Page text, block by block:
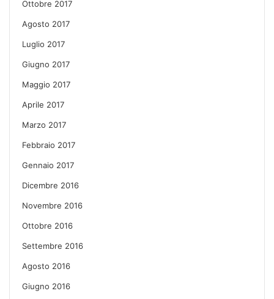
Ottobre 2017
Agosto 2017
Luglio 2017
Giugno 2017
Maggio 2017
Aprile 2017
Marzo 2017
Febbraio 2017
Gennaio 2017
Dicembre 2016
Novembre 2016
Ottobre 2016
Settembre 2016
Agosto 2016
Giugno 2016